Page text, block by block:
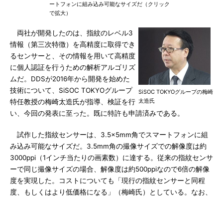
ートフォンに組み込み可能なサイズだ（クリック
で拡大）
SiSOC TOKYOグループの梅崎
太造氏
両社が開発したのは、指紋のレベル3
情報（第三次特徴）を高精度に取得でき
るセンサーと、その情報を用いて高精度
に個人認証を行うための解析アルゴリズ
ムだ。DDSが2016年から開発を始めた
技術について、SiSOC TOKYOグループ
特任教授の梅崎太造氏が指導、検証を行
い、今回の発表に至った。既に特許も申請済みである。
試作した指紋センサーは、3.5×5mm角でスマートフォンに組
み込み可能なサイズだ。3.5mm角の撮像サイズでの解像度は約
3000ppi（1インチ当たりの画素数）に達する。従来の指紋センサ
ーで同じ撮像サイズの場合、解像度は約500ppiなので6倍の解像
度を実現した。コストについても「現行の指紋センサーと同程
度、もしくはより低価格になる」（梅崎氏）としている。なお、